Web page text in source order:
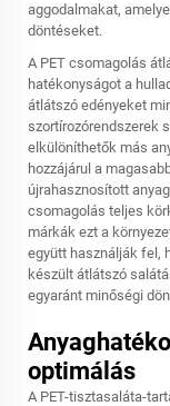
aggodalmakat,
döntéseket.
A PET csomagolás
hatékonyságot a
átlátszó edényeket
szortírozórendszerek
elkülöníthetők más
hozzájárul a
újrahasznosított
csomagolás teljes
márkák ezt a
együtt használják fel,
készült átlátszó
egyaránt minőségi
optimálás
A PET-tisztasaláta-